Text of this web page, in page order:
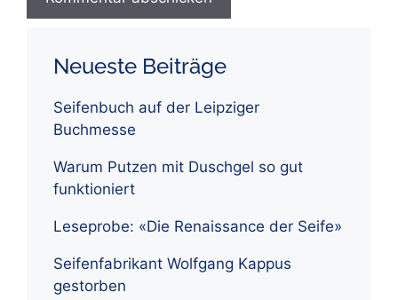
Neueste Beiträge
Seifenbuch auf der Leipziger
Buchmesse
Warum Putzen mit Duschgel so gut
funktioniert
Leseprobe: «Die Renaissance der Seife»
Seifenfabrikant Wolfgang Kappus
gestorben